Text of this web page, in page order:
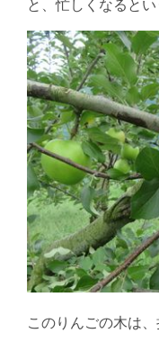
と、忙しくなるとい
このりんごの木は